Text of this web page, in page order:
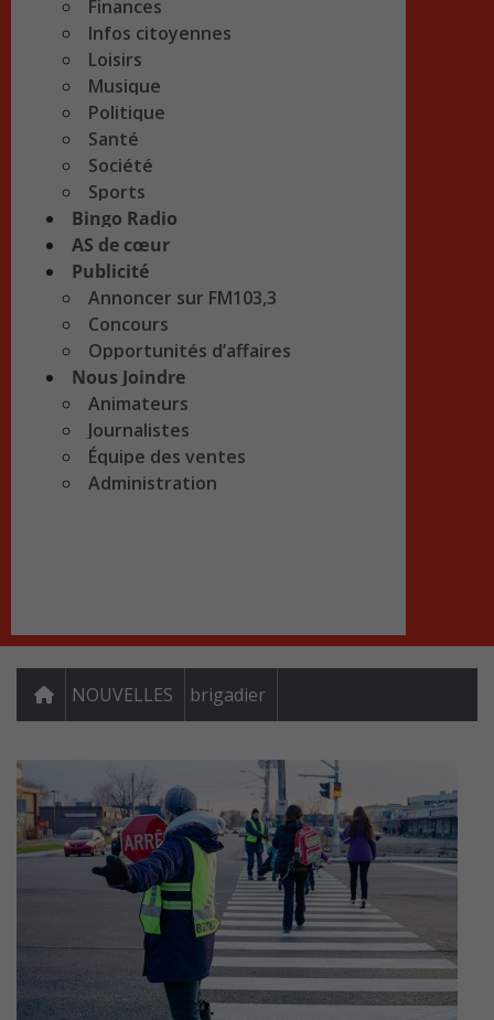
Finances
Infos citoyennes
Loisirs
Musique
Politique
Santé
Société
Sports
Bingo Radio
AS de cœur
Publicité
Annoncer sur FM103,3
Concours
Opportunités d’affaires
Nous Joindre
Animateurs
Journalistes
Équipe des ventes
Administration
NOUVELLES brigadier